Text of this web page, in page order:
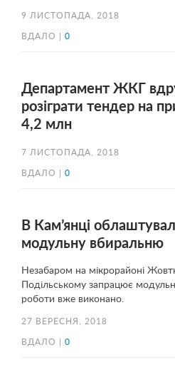
9 ЛИСТОПАДА, 2018
ВДАЛО | 0
Департамент ЖКГ
розіграти тендер на
4,2 млн
7 ЛИСТОПАДА, 2018
ВДАЛО | 0
В Кам’янці
модульну вбиральню
Незабаром на мікрорайоні
Подільському запрацює
роботи вже виконано.
27 ВЕРЕСНЯ, 2018
ВДАЛО | 0